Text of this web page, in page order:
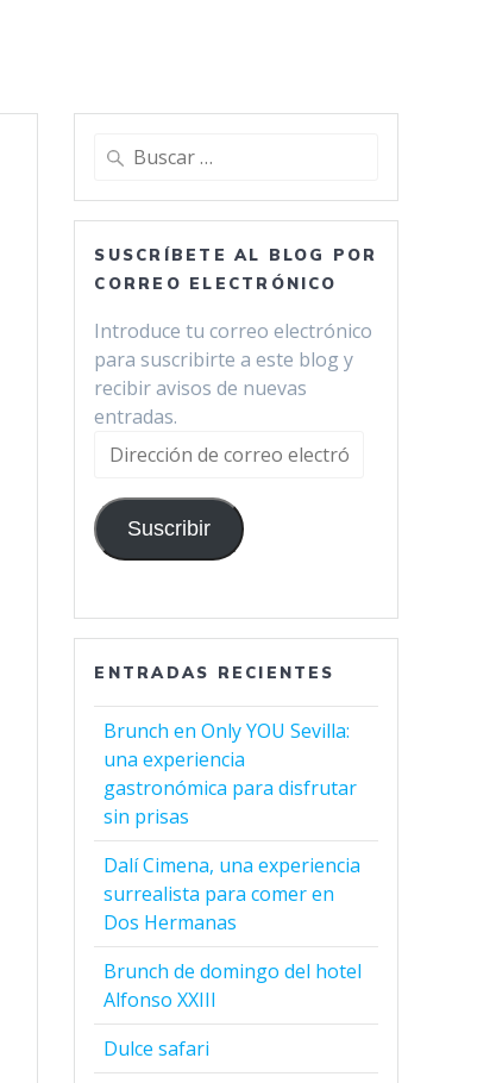
Buscar:
SUSCRÍBETE AL BLOG POR
CORREO ELECTRÓNICO
Introduce tu correo electrónico
para suscribirte a este blog y
recibir avisos de nuevas
entradas.
Dirección
correo
electrónico
Suscribir
ENTRADAS RECIENTES
Brunch en Only YOU Sevilla:
una experiencia
gastronómica para disfrutar
sin prisas
Dalí Cimena, una experiencia
surrealista para comer en
Dos Hermanas
Brunch de domingo del hotel
Alfonso XXIII
Dulce safari